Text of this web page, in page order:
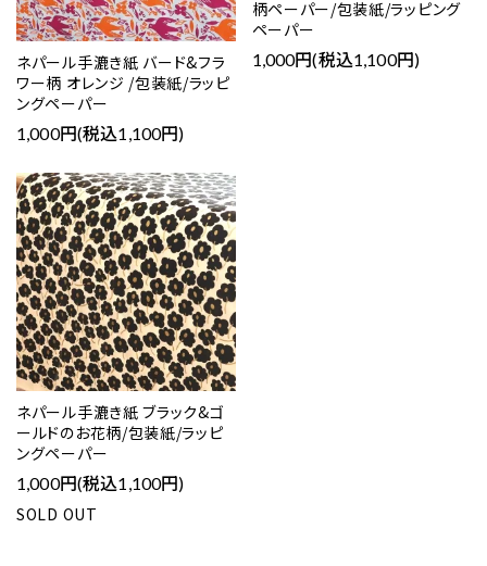
ネパール手漉き紙 バード&フラ
ワー柄 オレンジ /包装紙/ラッピ
ングペーパー
1,000円(税込1,100円)
柄ペーパー/包装紙/ラッピング
ペーパー
1,000円(税込1,100円)
ネパール手漉き紙 ブラック&ゴ
ールドのお花柄/包装紙/ラッピ
ングペーパー
1,000円(税込1,100円)
SOLD OUT